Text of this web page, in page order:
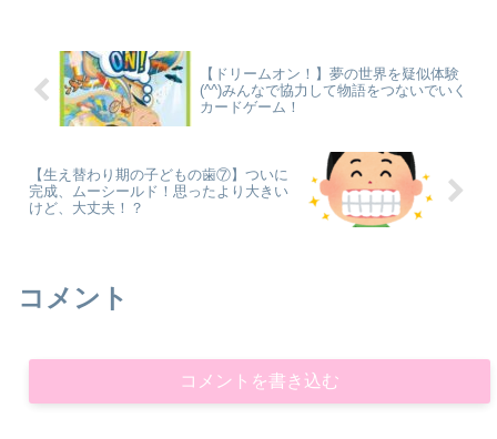
【ドリームオン！】夢の世界を疑似体験
(^^)みんなで協力して物語をつないでいく
カードゲーム！
【生え替わり期の子どもの歯⑦】ついに
完成、ムーシールド！思ったより大きい
けど、大丈夫！？
コメント
コメントを書き込む